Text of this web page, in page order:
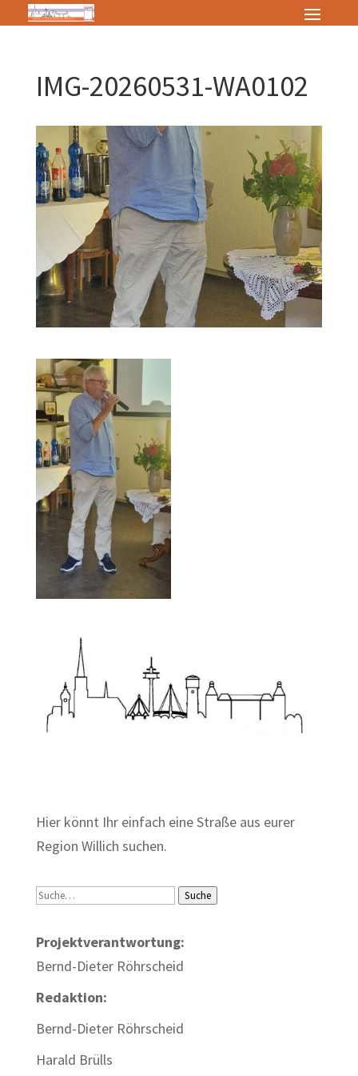
IMG-20260531-WA0102
Hier könnt Ihr einfach eine Straße aus eurer
Region Willich suchen.
Suche Suche
Projektverantwortung:
Bernd-Dieter Röhrscheid
Redaktion:
Bernd-Dieter Röhrscheid
Harald Brülls